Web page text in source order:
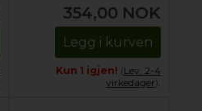
354,00 NOK
Legg i kurven
Kun 1 igjen! (Lev. 2-4
virkedager).